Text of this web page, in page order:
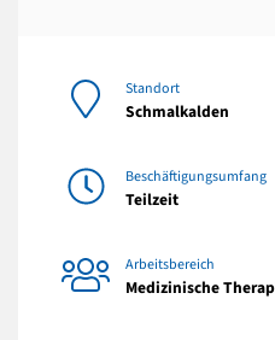
Standort
Schmalkalden
Beschäftigungsumfang
Teilzeit
Arbeitsbereich
Medizinische